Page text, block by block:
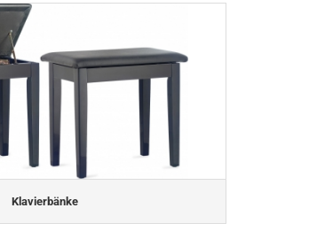
Klavierbänke